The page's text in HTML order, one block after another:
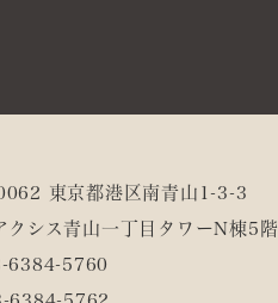
東京都港区南青山1-3-3
クシス青山一丁目タワーN棟5階
6384-5760